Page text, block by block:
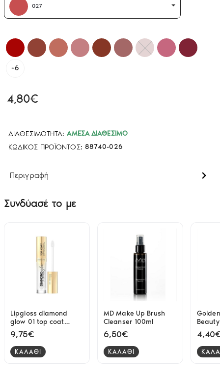
ΔΙΑΘΕΣΙΜΌΤΗΤΑ: ΆΜΕΣΑ ΔΙΑΘΈΣΙΜΟ
ΚΩΔΙΚΌΣ ΠΡΟΪΌΝΤΟΣ: 88740-026
4,80€
027
+6
Περιγραφή
Συνδύασέ το με
Lipgloss diamond
glow 01 top coat
Eveline
9,75€
ΚΑΛΑΘΙ
MD Make Up Brush
Cleanser 100ml
6,50€
ΚΑΛΑΘΙ
3D
4.5ml